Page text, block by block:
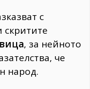
с
скритите
, за нейното
че
народ.